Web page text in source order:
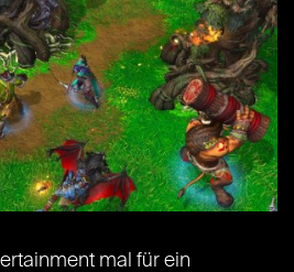
mal für ein